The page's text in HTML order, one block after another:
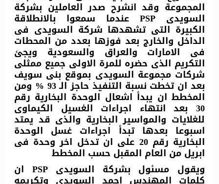
المجموعة وقد انشرح صدر العاملين بشركة
السويدى PSP عندما سمعوا بالانطلاقة
الكبيرة التى تشهدها شركة السويدى فى
الداخل والخارج بعد فوزها بعدد من المحطات
فى الامارات والعراق والسعودية ويجئ
التكريم الذى حضره للمرة الاولى جميع ممثلى
شركات مجموعة السويدى بموقع بنى سويف
بعد ان تخطت نسبة التنفيذ حاجز الـ 93 % ومن
المخطط ان يبدأ اشعال الوحدة البخارية رقم
30 بعد انتهاء اجراءات الغسيل الكيماوى
للغلايات والمواسير البخارية والذى قد يمتد
اسبوعا بعدها تبدأ اجراءات غسل الوحدة
البخارية رقم 20 على ان تدخل اخر وحدة فى
ابريل من العام المقبل حسب المخطط
ويقول مسئول بشركة السويدى PSP ان